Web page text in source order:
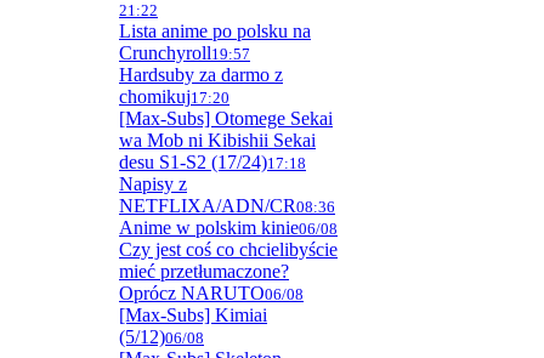
21:22
Lista anime po polsku na
Crunchyroll19:57
Hardsuby za darmo z
chomikuj17:20
[Max-Subs] Otomege Sekai
wa Mob ni Kibishii Sekai
desu S1-S2 (17/24)17:18
Napisy z
NETFLIXA/ADN/CR08:36
Anime w polskim kinie06/08
Czy jest coś co chcielibyście
mieć przetłumaczone?
Oprócz NARUTO06/08
[Max-Subs] Kimiai
(5/12)06/08